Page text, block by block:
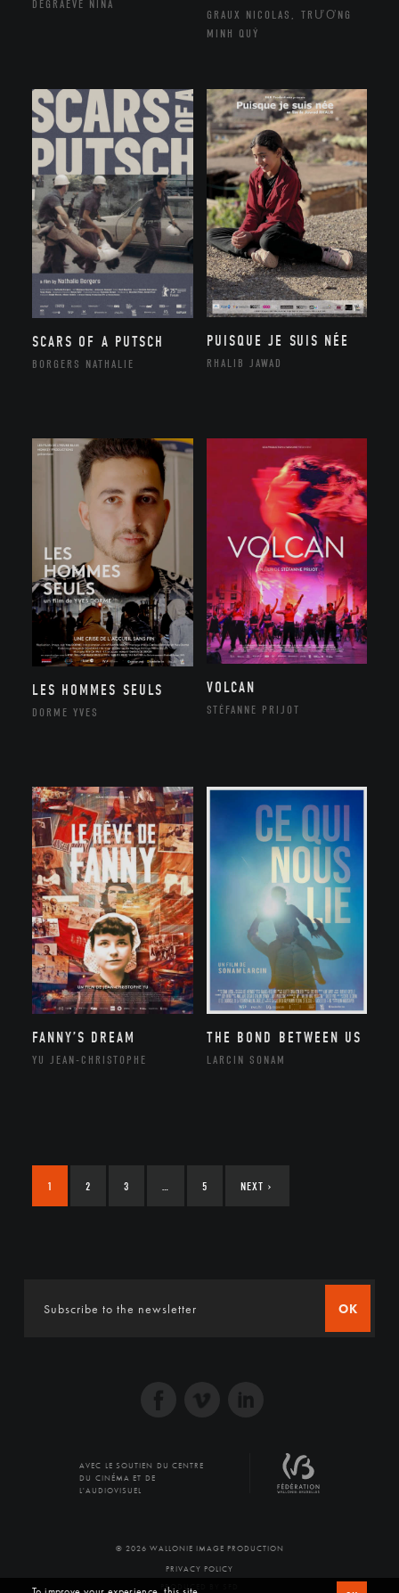
DEGRAEVE NINA
GRAUX NICOLAS, TRƯƠNG
MINH QUÝ
SCARS OF A PUTSCH
BORGERS NATHALIE
PUISQUE JE SUIS NÉE
RHALIB JAWAD
LES HOMMES SEULS
DORME YVES
VOLCAN
STÉFANNE PRIJOT
FANNY’S DREAM
YU JEAN-CHRISTOPHE
THE BOND BETWEEN US
LARCIN SONAM
1 2 3 … 5 NEXT ›
OK
AVEC LE SOUTIEN DU CENTRE
DU CINÉMA ET DE
L'AUDIOVISUEL
© 2026 WALLONIE IMAGE PRODUCTION
PRIVACY POLICY
PRODUCED BY SFD